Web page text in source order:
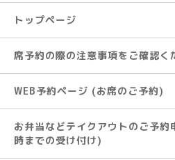
トップページ
席予約の際の注意事項をご確認く
WEB予約ページ (お席のご予約)
お弁当などテイクアウトのご予
時までの受け付け)